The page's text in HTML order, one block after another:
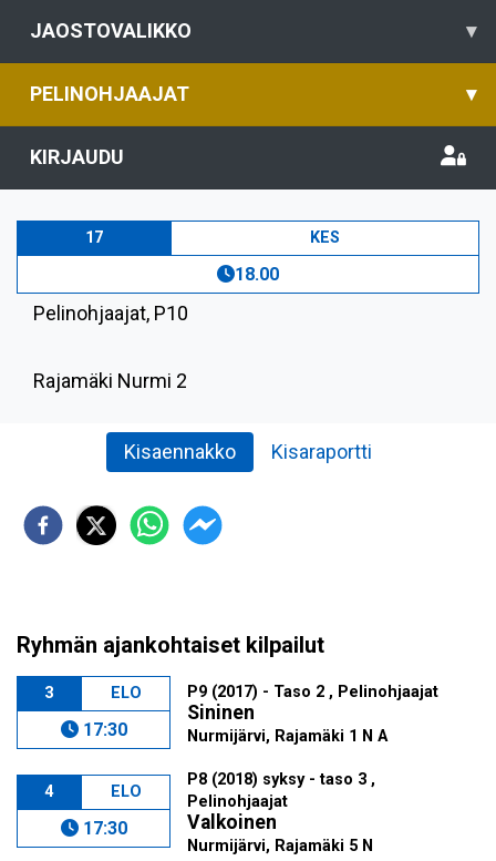
JAOSTOVALIKKO ▾
PELINOHJAAJAT ▾
KIRJAUDU
17 KES
18.00
Pelinohjaajat, P10
Rajamäki Nurmi 2
Kisaennakko Kisaraportti
Ryhmän ajankohtaiset kilpailut
3 ELO
17:30
P9 (2017) - Taso 2 , Pelinohjaajat
Sininen
Nurmijärvi, Rajamäki 1 N A
4 ELO
17:30
P8 (2018) syksy - taso 3 ,
Pelinohjaajat
Valkoinen
Nurmijärvi, Rajamäki 5 N